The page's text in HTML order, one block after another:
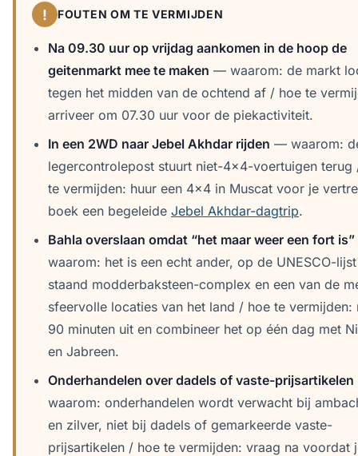
! FOUTEN OM TE VERMIJDEN
Na 09.30 uur op vrijdag aankomen in de hoop de
geitenmarkt mee te maken — waarom: de markt
tegen het midden van de ochtend af / hoe te
arriveer om 07.30 uur voor de piekactiviteit.
In een 2WD naar Jebel Akhdar rijden — waarom:
legercontrolepost stuurt niet-4x4-voertuigen terug
te vermijden: huur een 4x4 in Muscat voor je
boek een begeleide Jebel Akhdar-dagtrip.
Bahla overslaan omdat “het maar weer een fort is”
waarom: het is een echt ander, op de UNESCO-lijst
staand modderbaksteen-complex en een van de
sfeervolle locaties van het land / hoe te vermijden:
90 minuten uit en combineer het op één dag met
en Jabreen.
Onderhandelen over dadels of vaste-prijsartikelen
waarom: onderhandelen wordt verwacht bij
en zilver, niet bij dadels of gemarkeerde vaste-
prijsartikelen / hoe te vermijden: vraag na voordat